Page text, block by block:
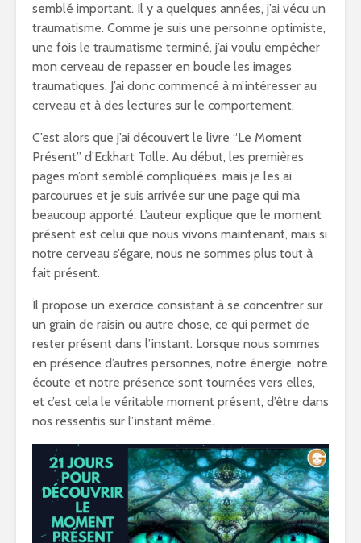
semblé important. Il y a quelques années, j’ai vécu un
traumatisme. Comme je suis une personne optimiste,
une fois le traumatisme terminé, j’ai voulu empêcher
mon cerveau de repasser en boucle les images
traumatiques. J’ai donc commencé à m’intéresser au
cerveau et à des lectures sur le comportement.
C’est alors que j’ai découvert le livre “Le Moment
Présent” d’Eckhart Tolle. Au début, les premières
pages m’ont semblé compliquées, mais je les ai
parcourues et je suis arrivée sur une page qui m’a
beaucoup apporté. L’auteur explique que le moment
présent est celui que nous vivons maintenant, mais si
notre cerveau s’égare, nous ne sommes plus tout à
fait présent.
Il propose un exercice consistant à se concentrer sur
un grain de raisin ou autre chose, ce qui permet de
rester présent dans l’instant. Lorsque nous sommes
en présence d’autres personnes, notre énergie, notre
écoute et notre présence sont tournées vers elles,
et c’est cela le véritable moment présent, d’être dans
nos ressentis sur l’instant même.